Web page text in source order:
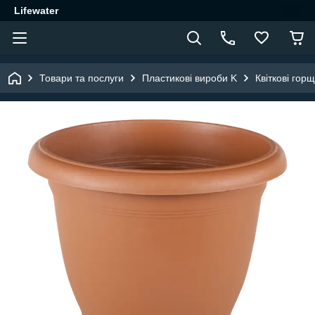
Lifewater
Товари та послуги Пластикові вироби K Квіткові